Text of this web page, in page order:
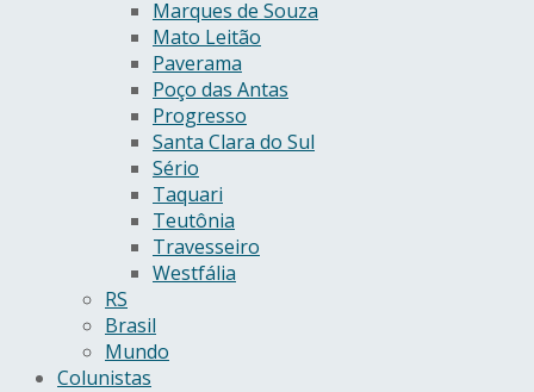
Marques de Souza
Mato Leitão
Paverama
Poço das Antas
Progresso
Santa Clara do Sul
Sério
Taquari
Teutônia
Travesseiro
Westfália
RS
Brasil
Mundo
Colunistas